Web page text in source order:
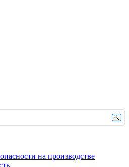
на производстве